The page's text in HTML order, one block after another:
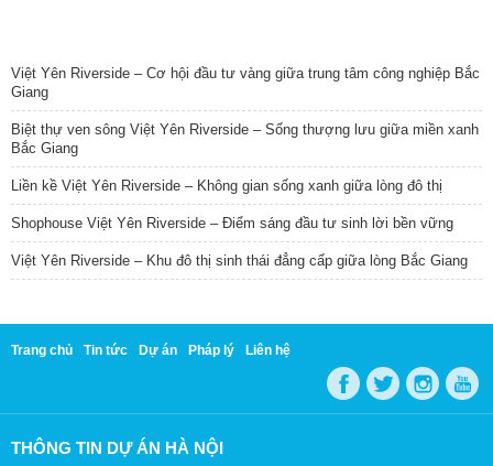
Việt Yên Riverside – Cơ hội đầu tư vàng giữa trung tâm công nghiệp Bắc
Giang
Biệt thự ven sông Việt Yên Riverside – Sống thượng lưu giữa miền xanh
Bắc Giang
Liền kề Việt Yên Riverside – Không gian sống xanh giữa lòng đô thị
Shophouse Việt Yên Riverside – Điểm sáng đầu tư sinh lời bền vững
Việt Yên Riverside – Khu đô thị sinh thái đẳng cấp giữa lòng Bắc Giang
Trang chủ Tin tức Dự án Pháp lý Liên hệ
THÔNG TIN DỰ ÁN HÀ NỘI